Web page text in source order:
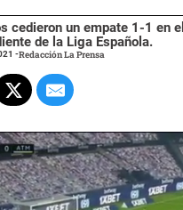
cedieron un empate 1-1 en
de la Liga Española.
-Redacción La Prensa